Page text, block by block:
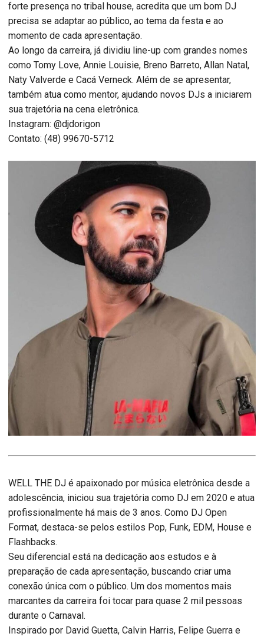
forte presença no tribal house, acredita que um bom DJ
precisa se adaptar ao público, ao tema da festa e ao
momento de cada apresentação.
Ao longo da carreira, já dividiu line-up com grandes nomes
como Tomy Love, Annie Louisie, Breno Barreto, Allan Natal,
Naty Valverde e Cacá Verneck. Além de se apresentar,
também atua como mentor, ajudando novos DJs a iniciarem
sua trajetória na cena eletrônica.
Instagram: @djdorigon
Contato: (48) 99670-5712
WELL THE DJ é apaixonado por música eletrônica desde a
adolescência, iniciou sua trajetória como DJ em 2020 e atua
profissionalmente há mais de 3 anos. Como DJ Open
Format, destaca-se pelos estilos Pop, Funk, EDM, House e
Flashbacks.
Seu diferencial está na dedicação aos estudos e à
preparação de cada apresentação, buscando criar uma
conexão única com o público. Um dos momentos mais
marcantes da carreira foi tocar para quase 2 mil pessoas
durante o Carnaval.
Inspirado por David Guetta, Calvin Harris, Felipe Guerra e